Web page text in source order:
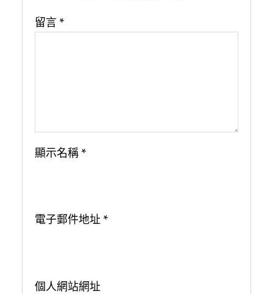
留言 *
顯示名稱 *
電子郵件地址 *
個人網站網址